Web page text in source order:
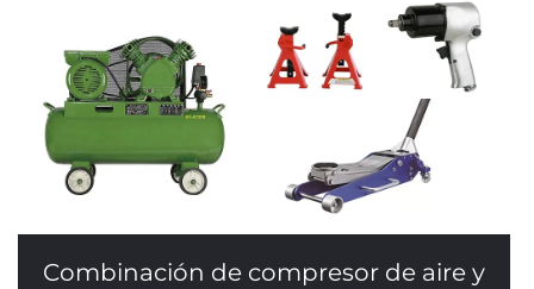
Combinación de compresor de aire y